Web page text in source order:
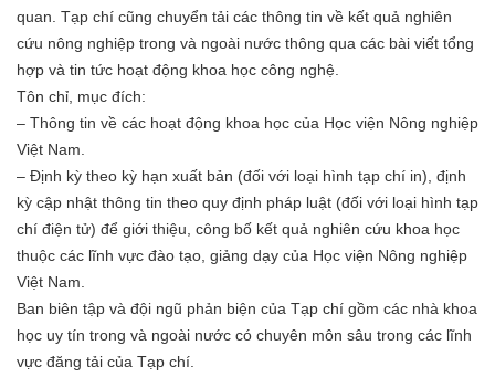
quan. Tạp chí cũng chuyển tải các thông tin về kết quả nghiên
cứu nông nghiệp trong và ngoài nước thông qua các bài viết tổng
hợp và tin tức hoạt động khoa học công nghệ.
Tôn chỉ, mục đích:
– Thông tin về các hoạt động khoa học của Học viện Nông nghiệp
Việt Nam.
– Định kỳ theo kỳ hạn xuất bản (đối với loại hình tạp chí in), định
kỳ cập nhật thông tin theo quy định pháp luật (đối với loại hình tạp
chí điện tử) để giới thiệu, công bố kết quả nghiên cứu khoa học
thuộc các lĩnh vực đào tạo, giảng dạy của Học viện Nông nghiệp
Việt Nam.
Ban biên tập và đội ngũ phản biện của Tạp chí gồm các nhà khoa
học uy tín trong và ngoài nước có chuyên môn sâu trong các lĩnh
vực đăng tải của Tạp chí.